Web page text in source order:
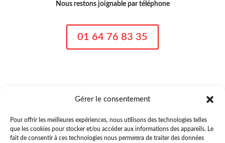
Gérer le consentement
Pour offrir les meilleures expériences, nous utilisons des technologies telles
que les cookies pour stocker et/ou accéder aux informations des appareils. Le
fait de consentir à ces technologies nous permettra de traiter des données
Nous restons joignable par téléphone
01 64 76 83 35